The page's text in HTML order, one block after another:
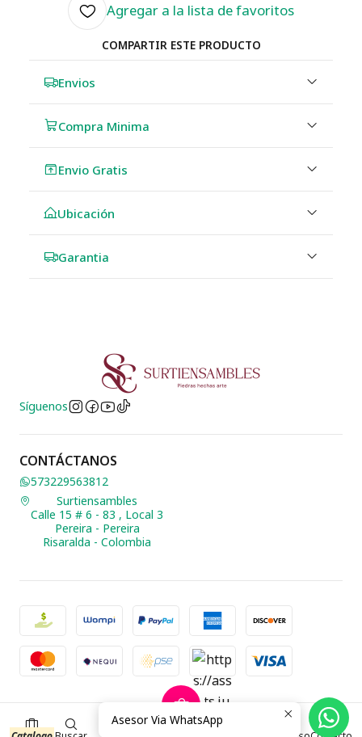
0
Agregar a la lista de favoritos
COMPARTIR ESTE PRODUCTO
Envios
Compra Minima
Envio Gratis
Ubicación
Garantia
Síguenos
CONTÁCTANOS
573229563812
Surtiensambles
Calle 15 # 6 - 83 , Local 3
Pereira - Pereira
Risaralda - Colombia
Todos los derechos reservados.Desarrollado por Jumpseller.
Asesor Via WhatsApp